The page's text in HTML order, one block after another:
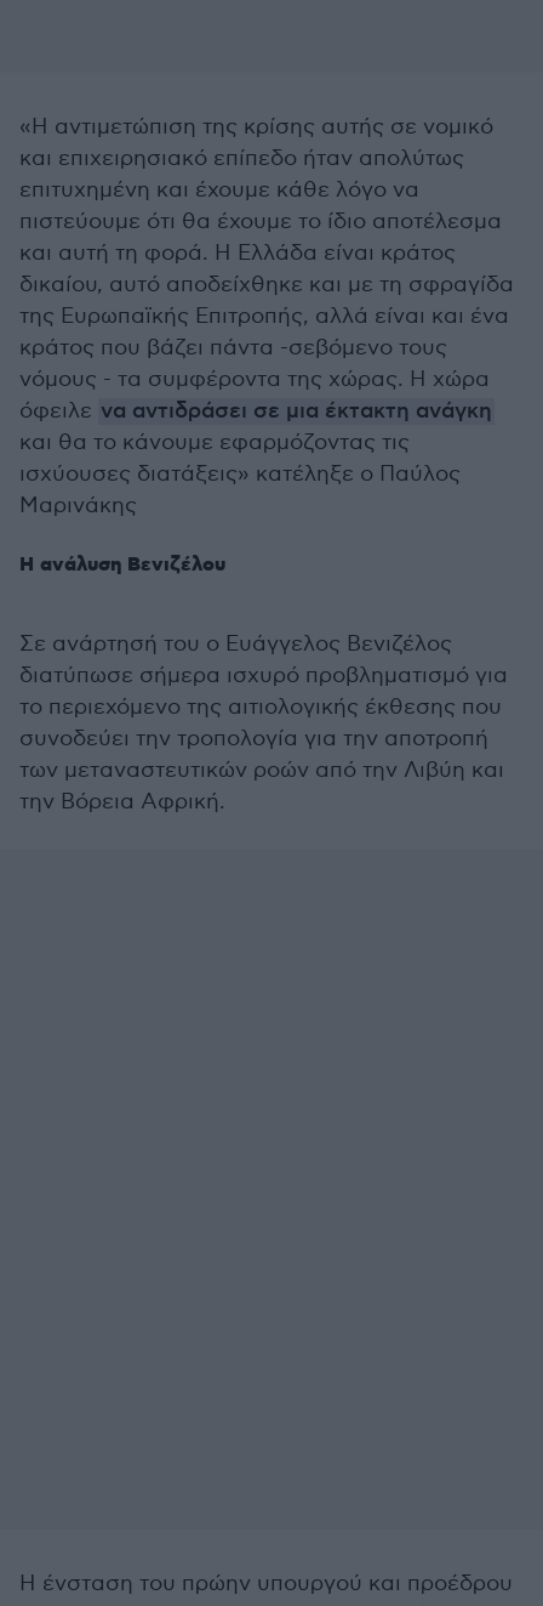
«Η αντιμετώπιση της κρίσης αυτής σε νομικό
και επιχειρησιακό επίπεδο ήταν απολύτως
επιτυχημένη και έχουμε κάθε λόγο να
πιστεύουμε ότι θα έχουμε το ίδιο αποτέλεσμα
και αυτή τη φορά. Η Ελλάδα είναι κράτος
δικαίου, αυτό αποδείχθηκε και με τη σφραγίδα
της Ευρωπαϊκής Επιτροπής, αλλά είναι και ένα
κράτος που βάζει πάντα -σεβόμενο τους
νόμους - τα συμφέροντα της χώρας. Η χώρα
όφειλε να αντιδράσει σε μια έκτακτη ανάγκη
και θα το κάνουμε εφαρμόζοντας τις
ισχύουσες διατάξεις» κατέληξε ο Παύλος
Μαρινάκης
Η ανάλυση Βενιζέλου
Σε ανάρτησή του ο Ευάγγελος Βενιζέλος
διατύπωσε σήμερα ισχυρό προβληματισμό για
το περιεχόμενο της αιτιολογικής έκθεσης που
συνοδεύει την τροπολογία για την αποτροπή
των μεταναστευτικών ροών από την Λιβύη και
την Βόρεια Αφρική.
Η ένσταση του πρώην υπουργού και προέδρου